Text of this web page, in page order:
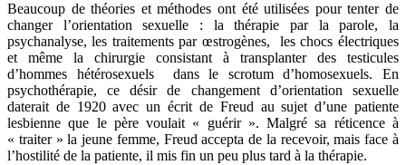
Beaucoup de théories et méthodes ont été utilisées pour tenter de
changer l’orientation sexuelle : la thérapie par la parole, la
psychanalyse, les traitements par œstrogènes, les chocs électriques
et même la chirurgie consistant à transplanter des testicules
d’hommes hétérosexuels dans le scrotum d’homosexuels. En
psychothérapie, ce désir de changement d’orientation sexuelle
daterait de 1920 avec un écrit de Freud au sujet d’une patiente
lesbienne que le père voulait « guérir ». Malgré sa réticence à
« traiter » la jeune femme, Freud accepta de la recevoir, mais face à
l’hostilité de la patiente, il mis fin un peu plus tard à la thérapie.